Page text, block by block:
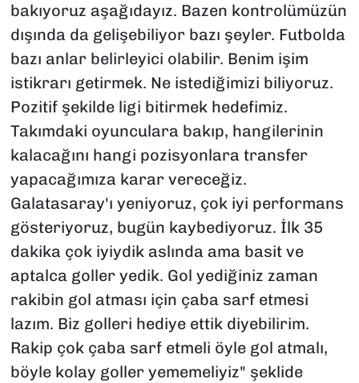
bakıyoruz aşağıdayız. Bazen kontrolümüzün
dışında da gelişebiliyor bazı şeyler. Futbolda
bazı anlar belirleyici olabilir. Benim işim
istikrarı getirmek. Ne istediğimizi biliyoruz.
Pozitif şekilde ligi bitirmek hedefimiz.
Takımdaki oyunculara bakıp, hangilerinin
kalacağını hangi pozisyonlara transfer
yapacağımıza karar vereceğiz.
Galatasaray'ı yeniyoruz, çok iyi performans
gösteriyoruz, bugün kaybediyoruz. İlk 35
dakika çok iyiydik aslında ama basit ve
aptalca goller yedik. Gol yediğiniz zaman
rakibin gol atması için çaba sarf etmesi
lazım. Biz golleri hediye ettik diyebilirim.
Rakip çok çaba sarf etmeli öyle gol atmalı,
böyle kolay goller yememeliyiz" şeklide